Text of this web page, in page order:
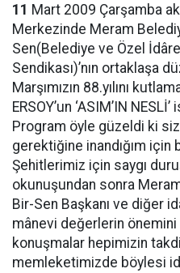
11 Mart 2009 Çarşamba
Merkezinde Meram
Sen(Belediye ve Özel İdâre
Sendikası)’nın ortaklaşa
Marşımızın 88.yılını
ERSOY’un ‘ASIM’IN
Program öyle güzeldi ki
gerektiğine inandığım
Şehitlerimiz için saygı
okunuşundan sonra
Bir-Sen Başkanı ve diğer
mânevi değerlerin
konuşmalar hepimizin
memleketimizde böylesi